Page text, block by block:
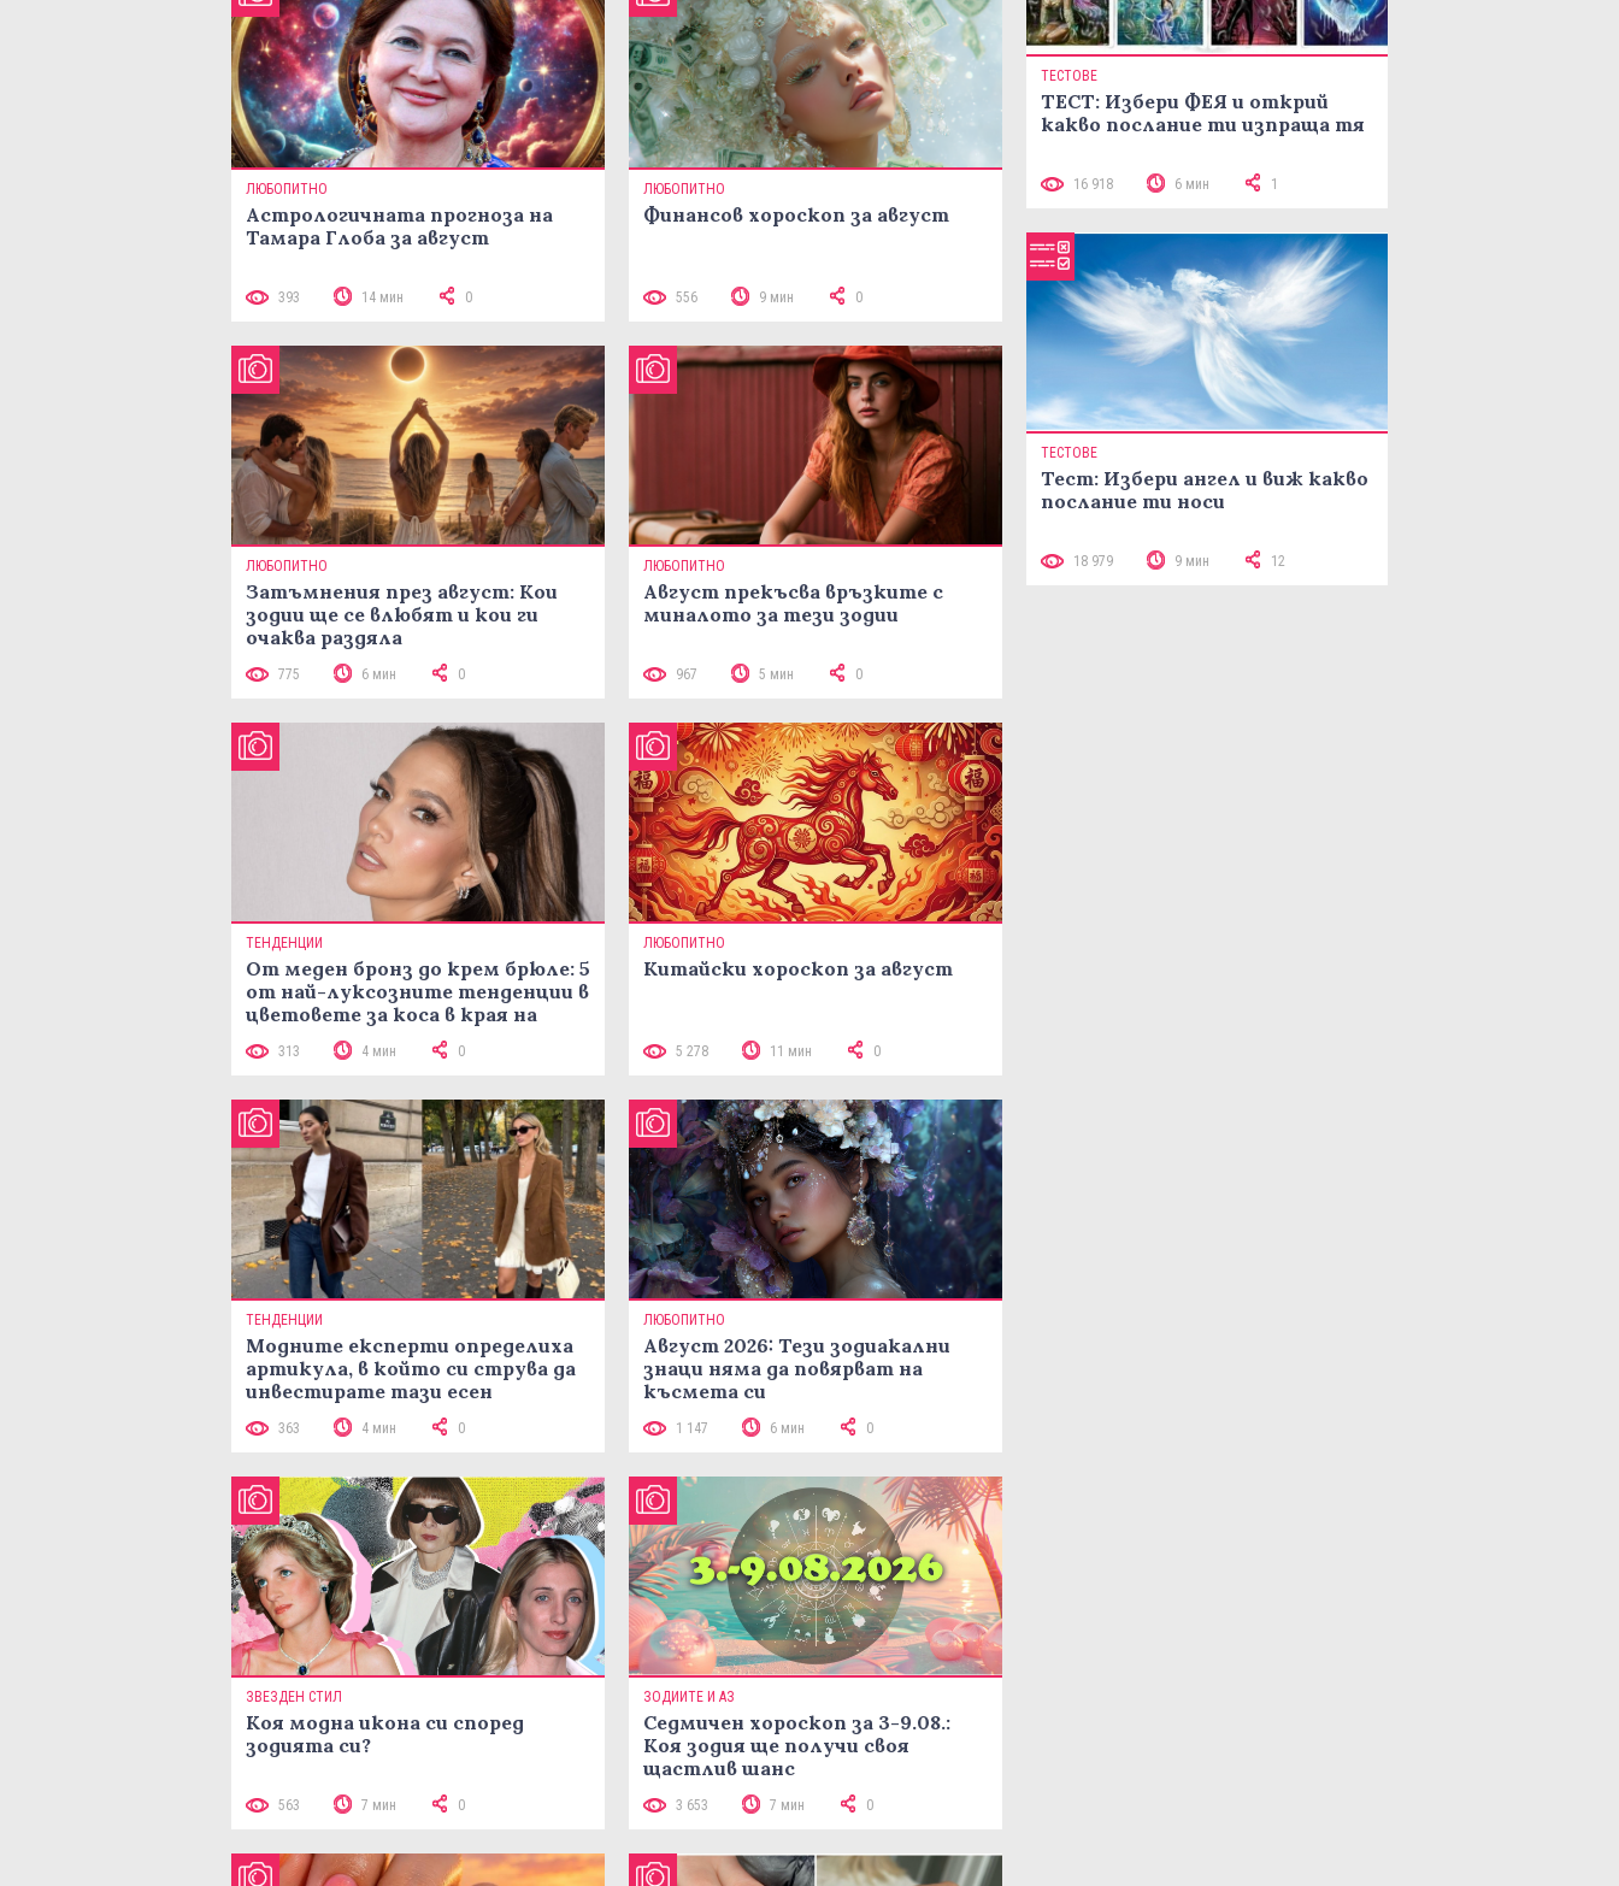
ЛЮБОПИТНО
Астрологичната прогноза на
Тамара Глоба за август
393 14 мин 0
ЛЮБОПИТНО
Финансов хороскоп за август
556 9 мин 0
ЛЮБОПИТНО
Затъмнения през август: Кои
зодии ще се влюбят и кои ги
очаква раздяла
775 6 мин 0
ЛЮБОПИТНО
Август прекъсва връзките с
миналото за тези зодии
967 5 мин 0
ТЕНДЕНЦИИ
От меден бронз до крем брюле: 5
от най-луксозните тенденции в
цветовете за коса в края на
313 4 мин 0
ЛЮБОПИТНО
Китайски хороскоп за август
5 278 11 мин 0
ТЕНДЕНЦИИ
Модните експерти определиха
артикула, в който си струва да
инвестирате тази есен
363 4 мин 0
ЛЮБОПИТНО
Август 2026: Тези зодиакални
знаци няма да повярват на
късмета си
1 147 6 мин 0
ЗВЕЗДЕН СТИЛ
Коя модна икона си според
зодията си?
563 7 мин 0
ЗОДИИТЕ И АЗ
Седмичен хороскоп за 3-9.08.:
Коя зодия ще получи своя
щастлив шанс
3 653 7 мин 0
ТЕСТОВЕ
ТЕСТ: Избери ФЕЯ и открий
какво послание ти изпраща тя
16 918 6 мин 1
ТЕСТОВЕ
Тест: Избери ангел и виж какво
послание ти носи
18 979 9 мин 12